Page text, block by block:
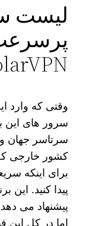
لیست
وقتی که وارد
سرور های این
سرتاسر جهان
کشور خارجی
برای اینکه
پیدا کنید. این
پیشنهاد می‌
اما در کل این